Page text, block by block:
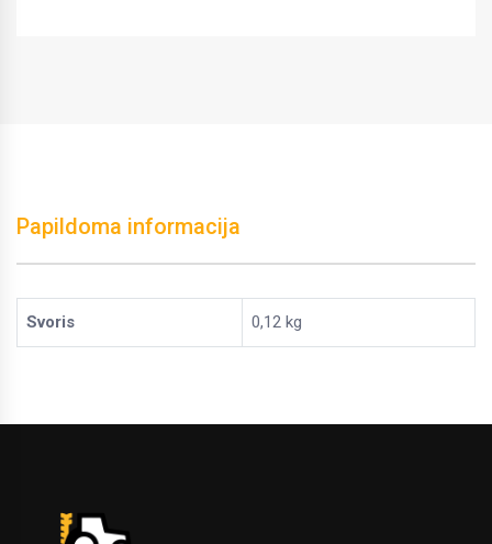
Papildoma informacija
Svoris 0,12 kg